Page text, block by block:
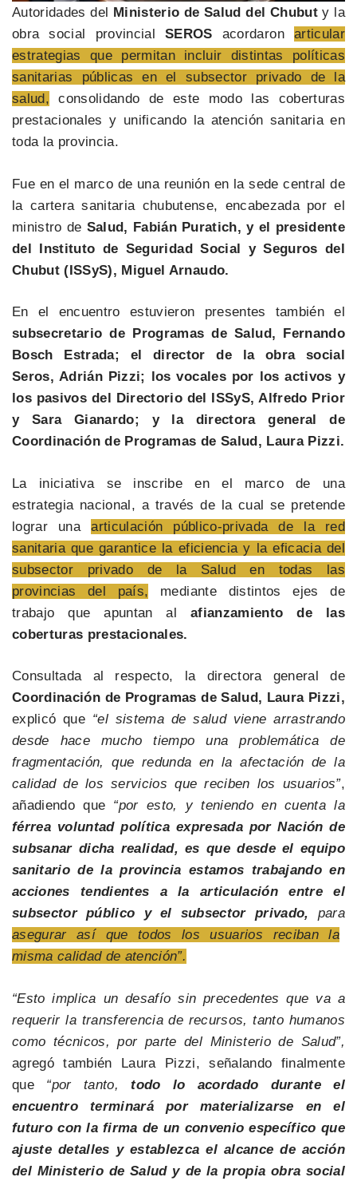
Autoridades del Ministerio de Salud del Chubuty la
obra social provincialSEROS acordaron articular
estrategias que permitan incluir distintas políticas
sanitarias públicas en el subsector privado de la
salud, consolidando de este modo las coberturas
prestacionales y unificando la atención sanitaria en
toda la provincia.
Fue en el marco de una reunión en la sede central de
la cartera sanitaria chubutense, encabezada por el
ministro de Salud, Fabián Puratich, y el presidente
del Instituto de Seguridad Social y Seguros del
Chubut (ISSyS), Miguel Arnaudo.
En el encuentro estuvieron presentes también el
subsecretario de Programas de Salud, Fernando
Bosch Estrada; el director de la obra social
Seros, Adrián Pizzi; los vocales por los activos y
los pasivos del Directorio del ISSyS, Alfredo Prior
y Sara Gianardo; y la directora general de
Coordinación de Programas de Salud, Laura Pizzi.
La iniciativa se inscribe en el marco de una
estrategia nacional, a través de la cual se pretende
lograr unaarticulación público-privada de la red
sanitaria que garantice la eficiencia y la eficacia del
subsector privado de la Salud en todas las
provincias del país, mediante distintos ejes de
trabajo que apuntan alafianzamiento de las
coberturas prestacionales.
Consultada al respecto, la directora general de
Coordinación de Programas de Salud, Laura Pizzi,
explicó que “el sistema de salud viene arrastrando
desde hace mucho tiempo una problemática de
fragmentación, que redunda en la afectación de la
calidad de los servicios que reciben los usuarios”,
añadiendo que “por esto, y teniendo en cuenta la
férrea voluntad política expresada por Nación de
subsanar dicha realidad, es que desde el equipo
sanitario de la provincia estamos trabajando en
acciones tendientes a la articulación entre el
subsector público y el subsector privado, para
asegurar así que todos los usuarios reciban la
misma calidad de atención”.
“Esto implica un desafío sin precedentes que va a
requerir la transferencia de recursos, tanto humanos
como técnicos, por parte del Ministerio de Salud”,
agregó también Laura Pizzi, señalando finalmente
que “por tanto,todo lo acordado durante el
encuentro terminará por materializarse en el
futuro con la firma de un convenio específico que
ajuste detalles y establezca el alcance de acción
del Ministerio de Salud y de la propia obra social